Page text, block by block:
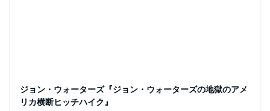
ジョン・ウォーターズ『ジョン・ウォーターズの地獄のアメ
リカ横断ヒッチハイク』